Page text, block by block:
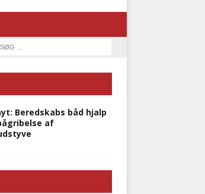
Beredskabs båd hjalp
af